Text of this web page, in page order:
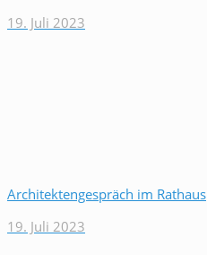
19. Juli 2023
Architektengespräch im Rathaus
19. Juli 2023